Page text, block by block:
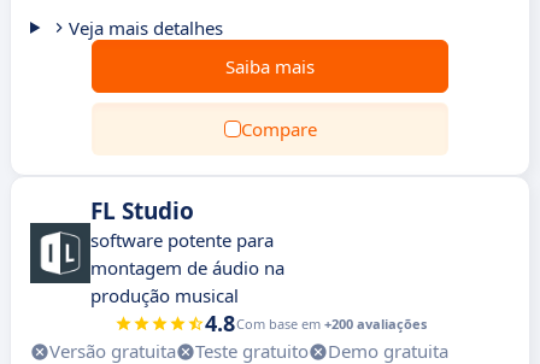
Veja mais detalhes
Saiba mais
Compare
FL Studio
software potente para
montagem de áudio na
produção musical
4.8Com base em +200 avaliações
Versão gratuita Teste gratuito
Demo gratuita